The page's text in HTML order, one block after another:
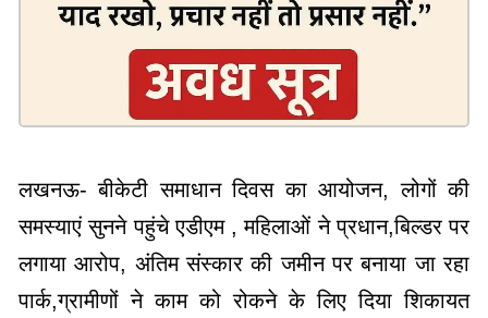
लखनऊ- बीकेटी समाधान दिवस का आयोजन, लोगों की
समस्याएं सुनने पहुंचे एडीएम , महिलाओं ने प्रधान,बिल्डर पर
लगाया आरोप, अंतिम संस्कार की जमीन पर बनाया जा रहा
पार्क,ग्रामीणों ने काम को रोकने के लिए दिया शिकायत